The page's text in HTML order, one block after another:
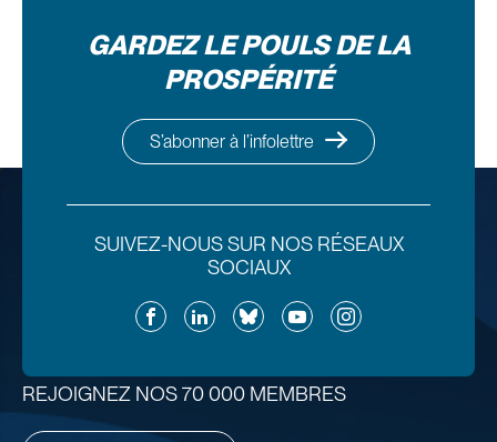
GARDEZ LE POULS DE LA
PROSPÉRITÉ
S’abonner à l’infolettre
SUIVEZ-NOUS SUR NOS RÉSEAUX
SOCIAUX
FacebookLinkedInBlueskyYouTubeInstagram
REJOIGNEZ NOS 70 000 MEMBRES